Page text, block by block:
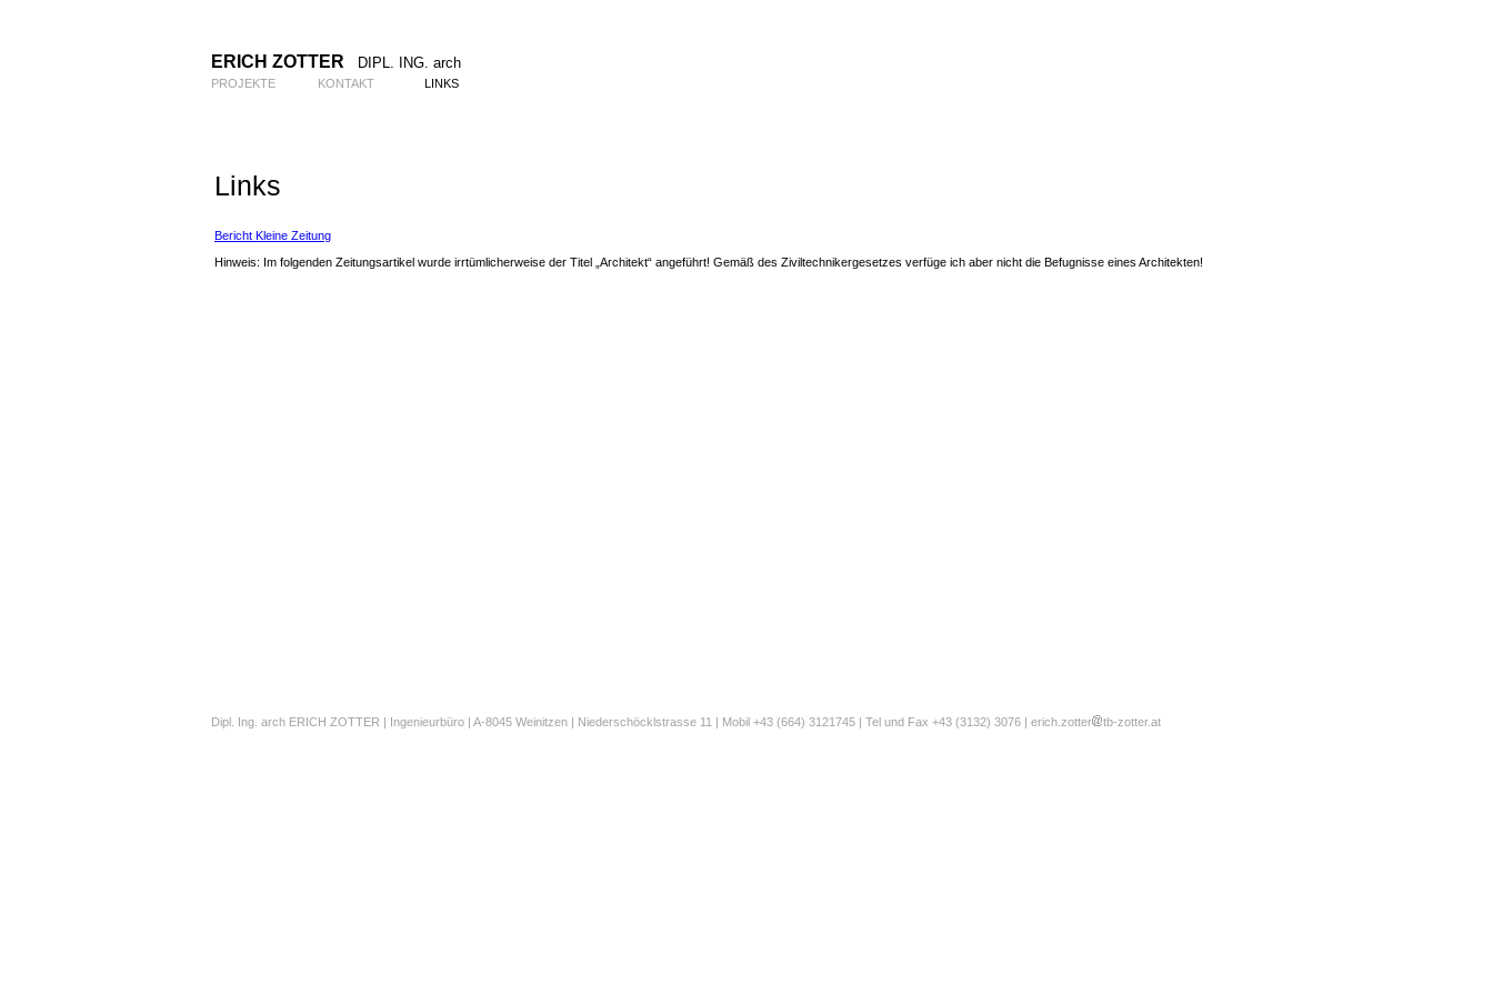
ERICH ZOTTER DIPL. ING. arch
PROJEKTE KONTAKT LINKS
Links
Bericht Kleine Zeitung
Hinweis: Im folgenden Zeitungsartikel wurde irrtümlicherweise der Titel „Architekt“ angeführt! Gemäß des Ziviltechnikergesetzes verfüge ich aber nicht die Befugnisse eines Architekten!
Dipl. Ing. arch ERICH ZOTTER | Ingenieurbüro | A-8045 Weinitzen | Niederschöcklstrasse 11 | Mobil +43 (664) 3121745 | Tel und Fax +43 (3132) 3076 | erich.zotter tb-zotter.at